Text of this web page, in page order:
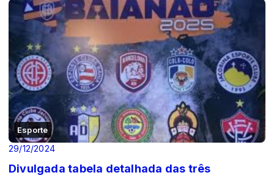
Esporte
29/12/2024
Divulgada tabela detalhada das três